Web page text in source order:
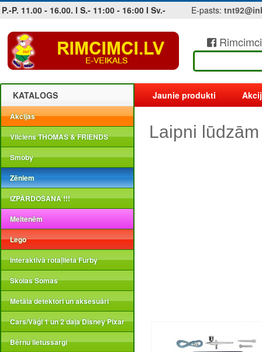
P.-P. 11.00 - 16.00. I S.- 11:00 - 16:00 I Sv.- E-pasts:
Jobs at sea and maritime vacancies
KATALOGS
Akcijas
Vilciens THOMAS & FRIENDS
Smoby
Zēniem
IZPĀRDOŠANA !!!
Meitenēm
Lego
Interaktīvā rotaļlieta Furby
Skolas Somas
Metāla detektori un aksesuāri
Cars/Vāģi 1 un 2 daļa Disney Pixar
Bērnu lietussargi
Jaunie produkti
Laipni